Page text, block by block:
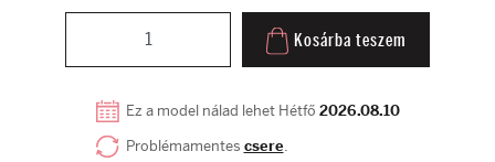
Kosárba teszem
Ez a model nálad lehet Hétfő 2026.08.10
Problémamentes csere.